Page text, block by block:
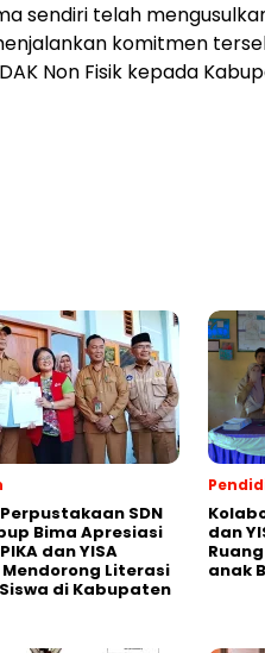
sendiri telah
komitmen
Non Fisik kepada
SDN
Bima Apresiasi
dan YISA
Literasi
di Kabupaten
dan
anak